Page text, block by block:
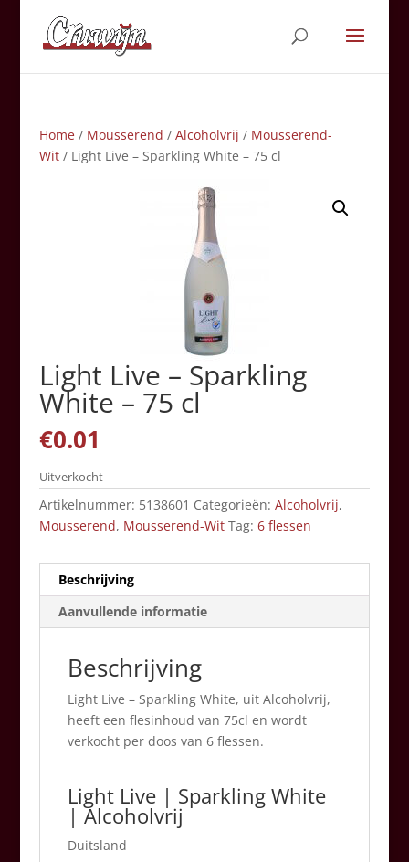
Home/ Mousserend / Alcoholvrij / Mousserend-
Wit/ Light Live – Sparkling White – 75 cl
Light Live – Sparkling
White – 75 cl
€0.01
Uitverkocht
Artikelnummer: 5138601 Categorieën: Alcoholvrij,
Mousserend, Mousserend-Wit Tag: 6 flessen
Beschrijving
Aanvullende informatie
Beschrijving
Light Live – Sparkling White, uit Alcoholvrij,
heeft een flesinhoud van 75cl en wordt
verkocht per doos van 6 flessen.
Light Live | Sparkling White
| Alcoholvrij
Duitsland